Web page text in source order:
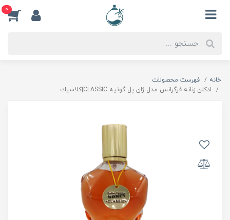
0
خانه
فهرست محصولات
ادكلن زنانه فرگرانس مدل ژان پل گوتيه CLASSIC|كلاسيك